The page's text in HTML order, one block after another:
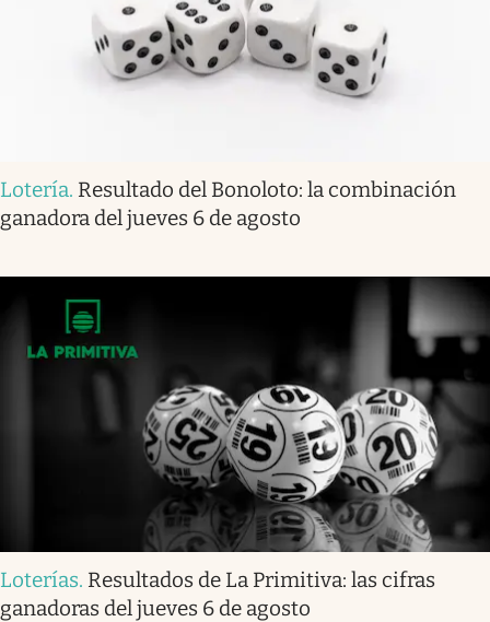
Lotería. Resultado del Bonoloto: la combinación
ganadora del jueves 6 de agosto
Loterías. Resultados de La Primitiva: las cifras
ganadoras del jueves 6 de agosto